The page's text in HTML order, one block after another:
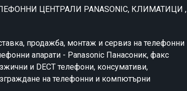
ЦЕНТРАЛИ PANASONIC, КЛИМАТИЦИ ,
продажба, монтаж и сервиз на телефонни
апарати - Panasonic Панасоник, факс
и DECT телефони, консумативи,
на телефонни и компютърни